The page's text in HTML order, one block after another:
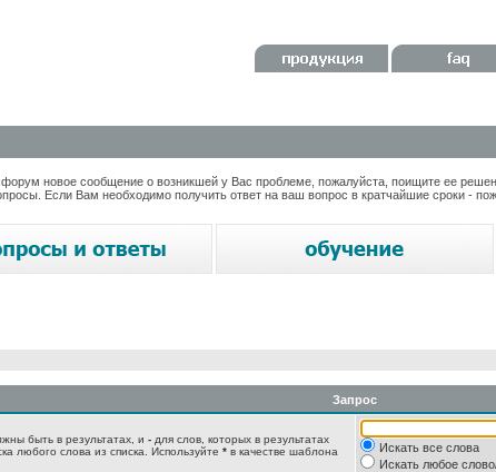
новое сообщение о возникшей у Вас проблеме, пожалуйста, поищите ее
Если Вам необходимо получить ответ на ваш вопрос в кратчайшие сроки -
Запрос
быть в результатах, и - для слов, которых в результатах
любого слова из списка. Используйте * в качестве шаблона
Искать все слова
Искать любое